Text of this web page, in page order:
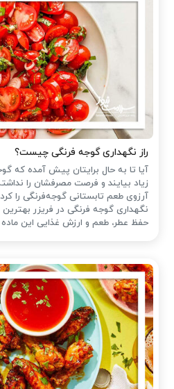
راز نگهداری گوجه فرنگی چیست؟
آیا تا به حال برایتان پیش آمده که
زیاد بیایند و فرصت مصرفشان را
آرزوی طعم تابستانی گوجه‌فرنگی را
نگهداری گوجه فرنگی در فریزر بهترین
حفظ عطر، طعم و ارزش غذایی این ماده